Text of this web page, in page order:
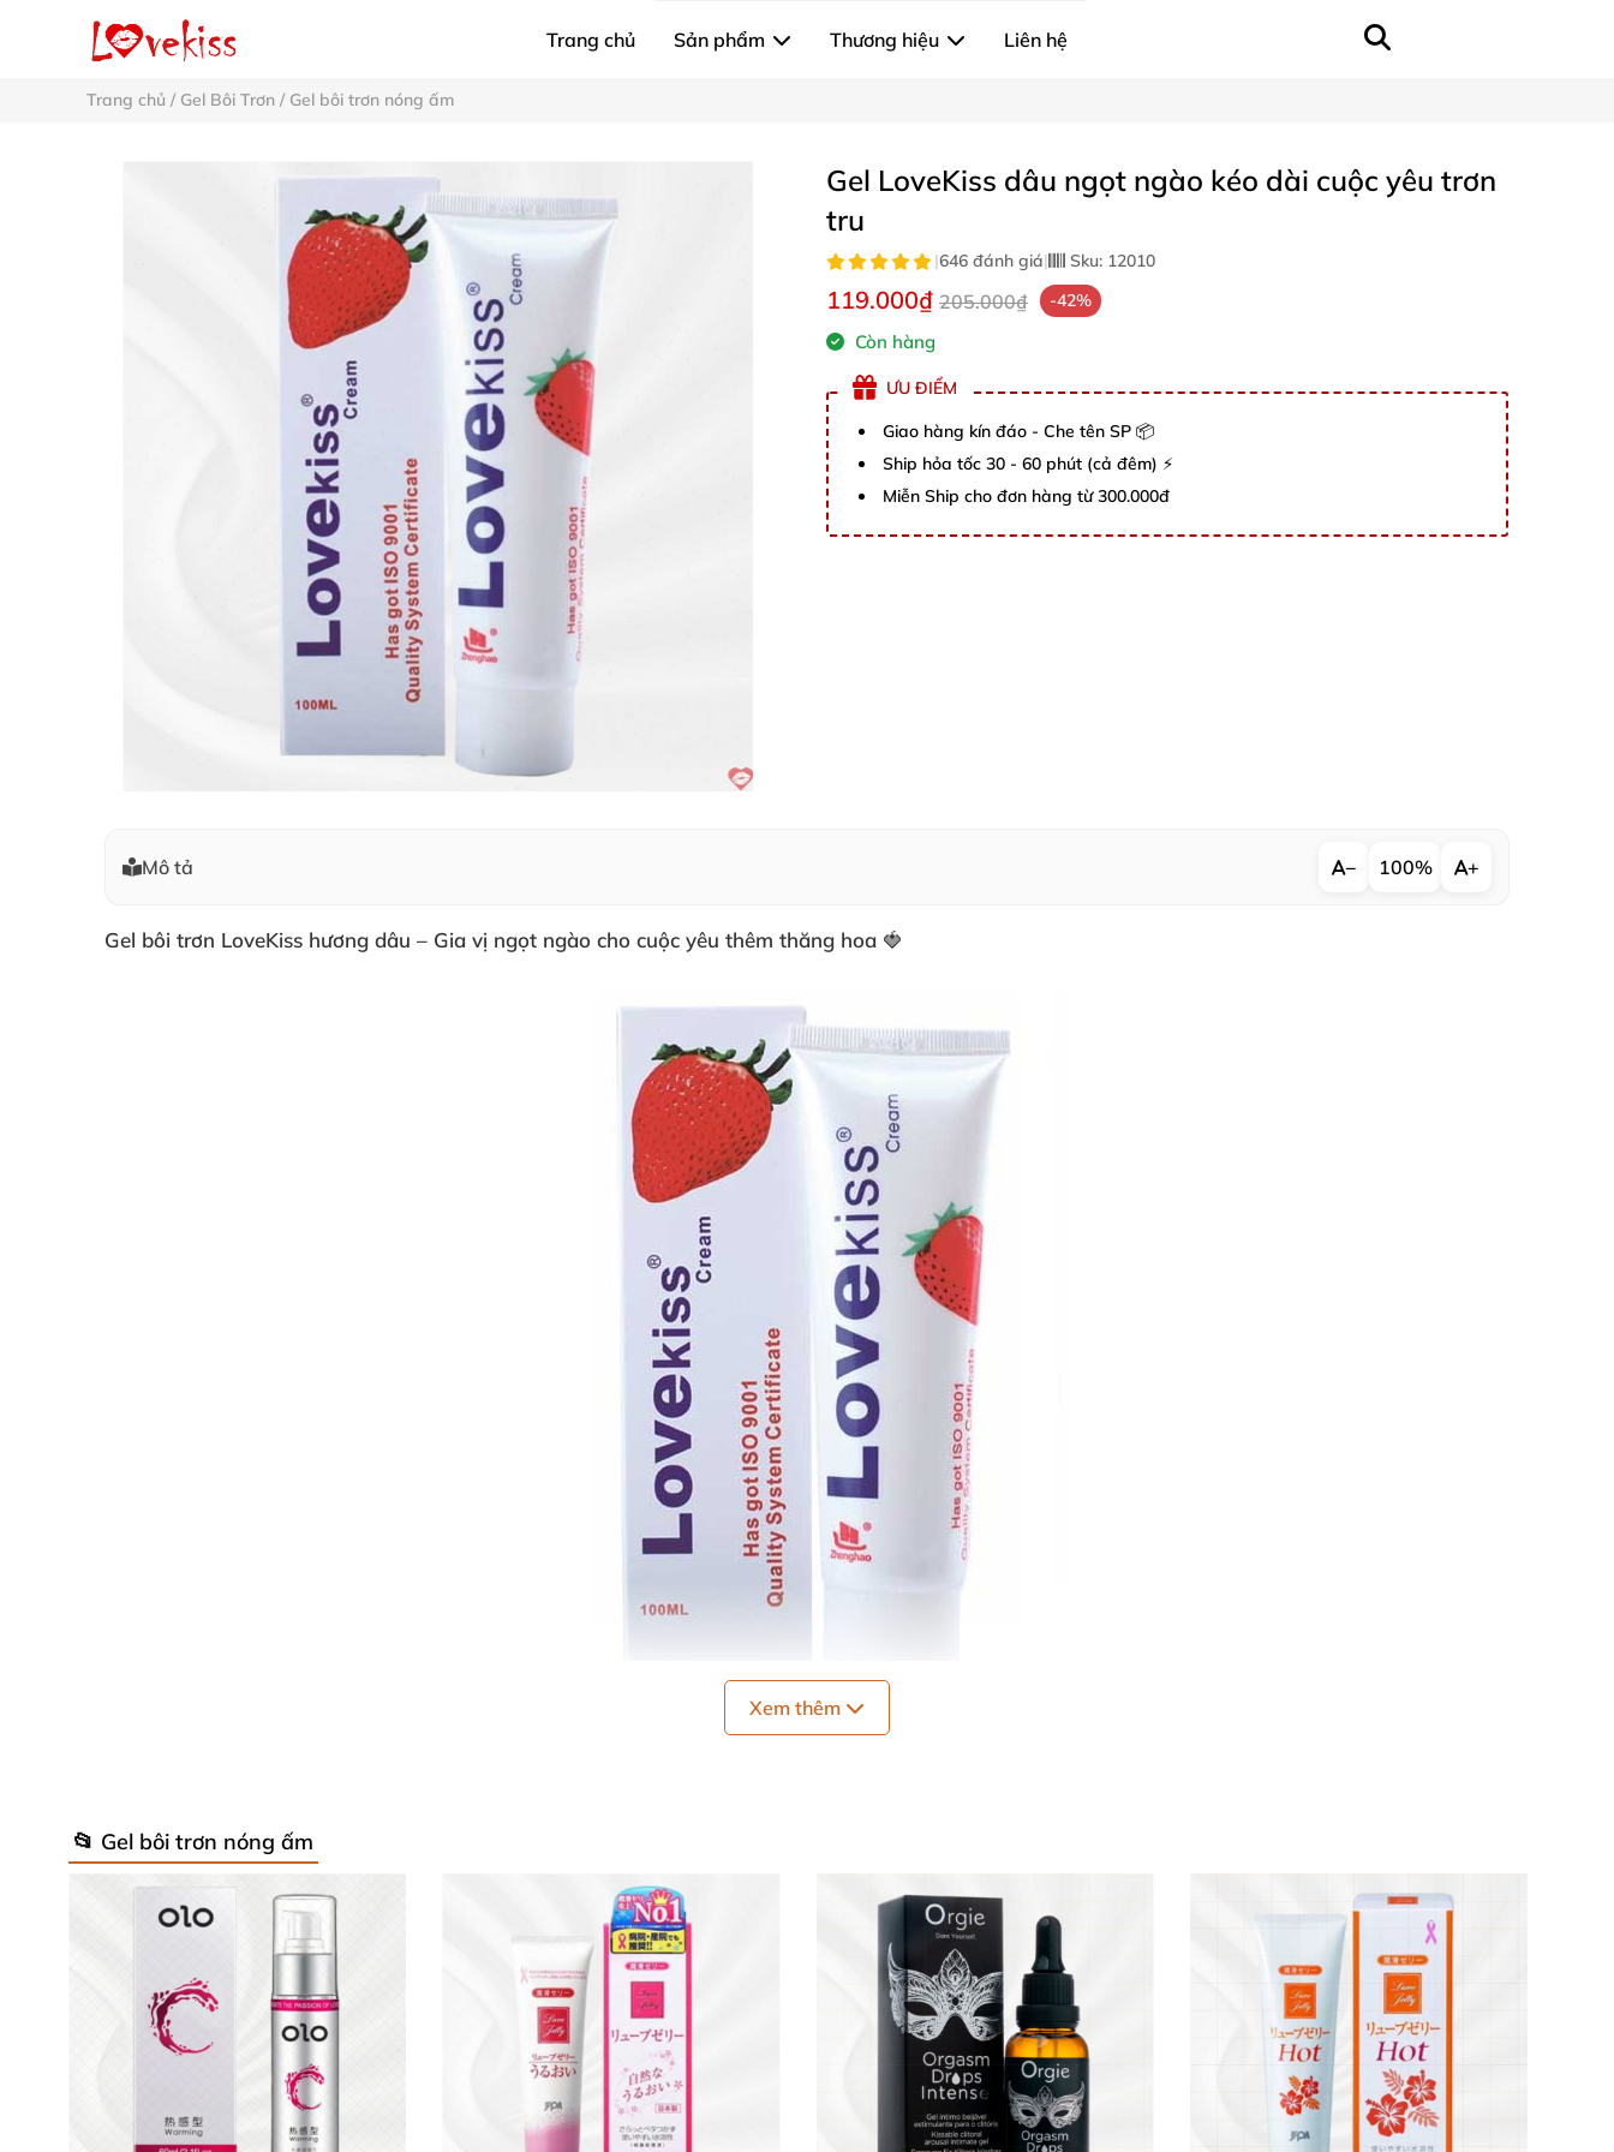
Trang chủ Sản phẩm Thương hiệu Liên hệ
Trang chủ / Gel Bôi Trơn / Gel bôi trơn nóng ấm
Gel LoveKiss dâu ngọt ngào kéo dài cuộc yêu trơn
tru
|646 đánh giá| Sku: 12010
119.000₫ 205.000₫ -42%
Còn hàng
ƯU ĐIỂM
Giao hàng kín đáo - Che tên SP 📦
Ship hỏa tốc 30 - 60 phút (cả đêm) ⚡
Miễn Ship cho đơn hàng từ 300.000đ
Mô tả − 100% +
Gel bôi trơn LoveKiss hương dâu – Gia vị ngọt ngào cho cuộc yêu thêm thăng hoa 🍓
Sản phẩm gel bôi trơn LoveKiss xuất xứ từ Hồng Kông, thương hiệu uy tín với dây chuyền sản xuất hiện đại, cam kết chất lượng 100%. Gel có dạng
gel gốc nước, mang lại cảm giác trơn mượt tự nhiên, rất gần với chất nhờn tiết ra khi quan hệ. Nhờ đó, mọi cuộc yêu sẽ trở nên dễ dàng và thoải mái
Với thành phần hoàn toàn từ thiên nhiên, gel dịu nhẹ, an toàn tuyệt đối cho làn da nhạy cảm của phụ nữ. Đặc biệt, công thức gốc nước giúp giữ ẩm
tự nhiên cho vùng kín, loại bỏ cảm giác khô hạn, thúc đẩy sự hưng phấn và tăng khoái cảm. Hương dâu ngọt ngào không chỉ tạo cảm giác dễ chịu
mà còn kích thích mọi giác quan, khiến cuộc yêu thăng hoa sâu lắng và đầy mê hoặc.
Dung tích 100ml vừa đủ dùng lâu dài, tiết kiệm chi phí với thời hạn bảo quản lên đến 3 năm. Bạn hoàn toàn có thể yên tâm dùng cho mọi dịp đặc
Xem thêm
📂 Gel bôi trơn nóng ấm